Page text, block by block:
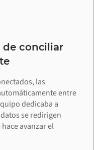
de conciliar
las
entre
dedicaba a
se redirigen
avanzar el